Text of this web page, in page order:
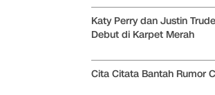
Katy Perry dan Justin
Debut di Karpet Merah
Cita Citata Bantah Rumor